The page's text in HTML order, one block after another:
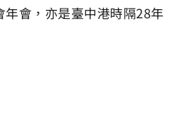
會，亦是臺中港時隔28年